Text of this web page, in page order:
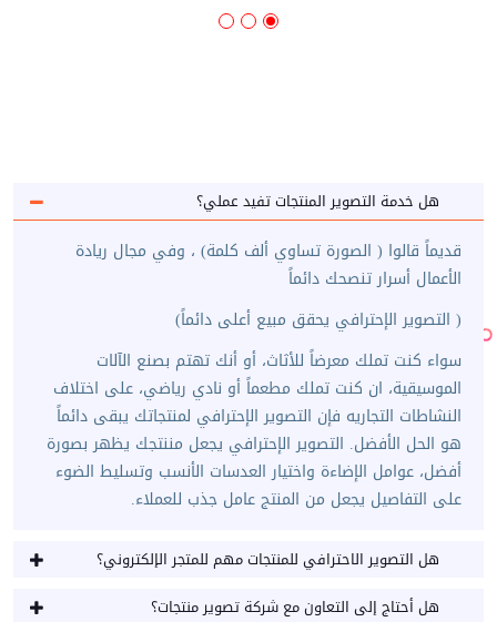
هل خدمة التصوير المنتجات تفيد عملي؟
قديماً قالوا ( الصورة تساوي ألف كلمة) ، وفي مجال ريادة
الأعمال أسرار تنصحك دائماً
( التصوير الإحترافي يحقق مبيع أعلى دائماً)
سواء كنت تملك معرضاً للأثاث، أو أنك تهتم بصنع الآلات
الموسيقية، ان كنت تملك مطعماً أو نادي رياضي، على اختلاف
النشاطات التجاريه فإن التصوير الإحترافي لمنتجاتك يبقى دائماً
هو الحل الأفضل. التصوير الإحترافي يجعل مننتجك يظهر بصورة
أفضل، عوامل الإضاءة واختيار العدسات الأنسب وتسليط الضوء
على التفاصيل يجعل من المنتج عامل جذب للعملاء.
هل التصوير الاحترافي للمنتجات مهم للمتجر الإلكتروني؟
هل أحتاج إلى التعاون مع شركة تصوير منتجات؟